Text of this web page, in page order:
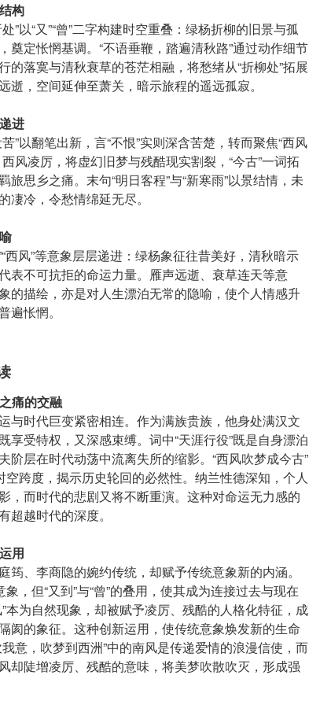
构
”以“又”“曾”二字构建时空重叠：绿杨折柳的旧景与孤
奠定怅惘基调。“不语垂鞭，踏遍清秋路”通过动作细节
的落寞与清秋衰草的苍茫相融，将愁绪从“折柳处”拓展
逝，空间延伸至萧关，暗示旅程的遥远孤寂。
进
”以翻笔出新，言“不恨”实则深含苦楚，转而聚焦“西风
风凌厉，将虚幻旧梦与残酷现实割裂，“今古”一词拓
旅思乡之痛。末句“明日客程”与“新寒雨”以景结情，未
凄冷，令愁情绵延无尽。
西风”等意象层层递进：绿杨象征往昔美好，清秋暗示
表不可抗拒的命运力量。雁声远逝、衰草连天等意
的描绘，亦是对人生漂泊无常的隐喻，使个人情感升
遍怅惘。
痛的交融
与时代巨变紧密相连。作为满族贵族，他身处满汉文
享受特权，又深感束缚。词中“天涯行役”既是自身漂泊
阶层在时代动荡中流离失所的缩影。“西风吹梦成今古”
空跨度，揭示历史轮回的必然性。纳兰性德深知，个人
，而时代的悲剧又将不断重演。这种对命运无力感的
超越时代的深度。
用
筠、李商隐的婉约传统，却赋予传统意象新的内涵。
象，但“又到”与“曾”的叠用，使其成为连接过去与现在
本为自然现象，却被赋予凌厉、残酷的人格化特征，成
阂的象征。这种创新运用，使传统意象焕发新的生命
意，吹梦到西洲”中的南风是传递爱情的浪漫信使，而
却陡增凌厉、残酷的意味，将美梦吹散吹灭，形成强